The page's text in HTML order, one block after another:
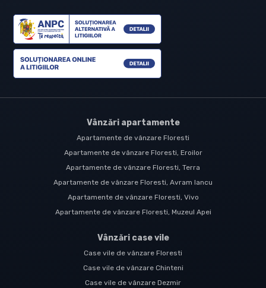
Vânzări apartamente
Apartamente de vânzare Floresti
Apartamente de vânzare Floresti, Eroilor
Apartamente de vânzare Floresti, Terra
Apartamente de vânzare Floresti, Avram Iancu
Apartamente de vânzare Floresti, Vivo
Apartamente de vânzare Floresti, Muzeul Apei
Vânzări case vile
Case vile de vânzare Floresti
Case vile de vânzare Chinteni
Case vile de vânzare Dezmir